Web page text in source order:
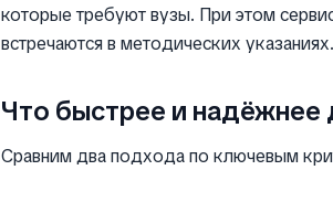
которые требуют вузы. При этом
встречаются в методических указаниях.
Что быстрее и надёжнее
Сравним два подхода по ключевым